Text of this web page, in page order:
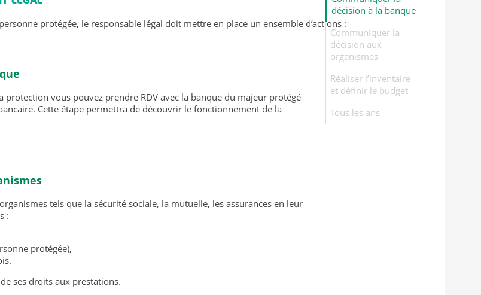
décision à la banque
Communiquer la
décision aux
organismes
Réaliser l’inventaire
et définir le budget
Tous les ans
protégée, le responsable légal doit mettre en place un ensemble d’actions :
protection vous pouvez prendre RDV avec la banque du majeur protégé
Cette étape permettra de découvrir le fonctionnement de la
tels que la sécurité sociale, la mutuelle, les assurances en leur
:
protégée),
ses droits aux prestations.